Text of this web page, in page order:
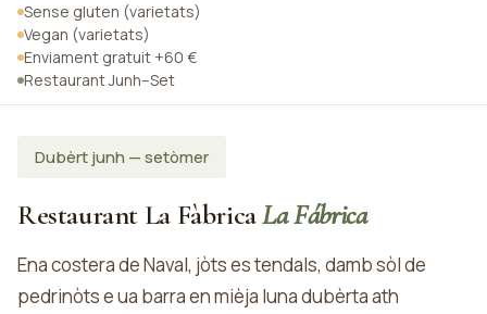
Sense gluten (varietats)
Vegan (varietats)
Enviament gratuit +60 €
Restaurant Junh–Set
Dubèrt junh — setòmer
Restaurant La FàbricaLa Fábrica
Ena costera de Naval, jòts es tendals, damb sòl de
pedrinòts e ua barra en mièja luna dubèrta ath